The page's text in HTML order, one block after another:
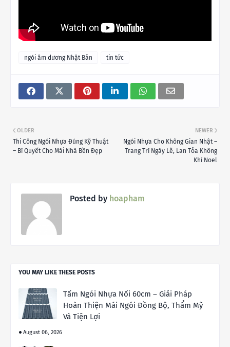
ngói âm dương Nhật Bản tin tức
NEWER
Ngói Nhựa Cho Không Gian Nhật –
Trang Trí Ngày Lễ, Lan Tỏa Không
Khí Noel
OLDER
Thi Công Ngói Nhựa Đúng Kỹ Thuật
– Bí Quyết Cho Mái Nhà Bền Đẹp
Posted by hoapham
YOU MAY LIKE THESE POSTS
Tấm Ngói Nhựa Nối 60cm – Giải Pháp
Hoàn Thiện Mái Ngói Đồng Bộ, Thẩm Mỹ
Và Tiện Lợi
August 06, 2026